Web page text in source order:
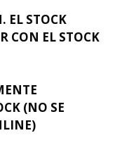
EL STOCK
CON EL STOCK
(NO SE